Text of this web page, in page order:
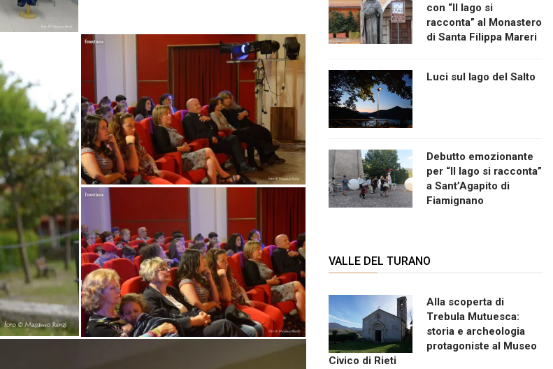
con “Il lago si
racconta” al Monastero
di Santa Filippa Mareri
Luci sul lago del Salto
Debutto emozionante
per “Il lago si racconta”
a Sant’Agapito di
Fiamignano
VALLE DEL TURANO
Alla scoperta di
Trebula Mutuesca:
storia e archeologia
protagoniste al Museo
Civico di Rieti